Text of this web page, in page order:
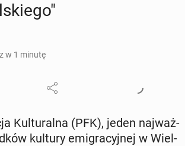
w 1 minutę
Kul­tu­ral­na (PFK), jeden naj­waż­
kultury emi­gra­cyj­nej w Wiel­